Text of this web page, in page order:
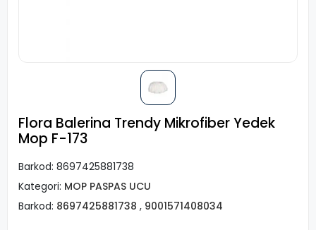
Flora Balerina Trendy Mikrofiber Yedek
Mop F-173
Barkod: 8697425881738
Kategori: MOP PASPAS UCU
Barkod: 8697425881738 , 9001571408034